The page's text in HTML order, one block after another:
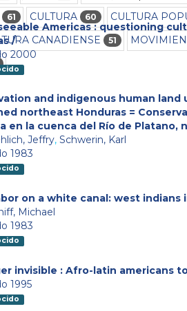
61 CULTURA 60 CULTURA
CANADIENSE 51
Americas : questioning
/
2000
and indigenous human land
northeast Honduras =
en la cuenca del Río de Platano,
Jeffry, Schwerin, Karl
1983
on a white canal: west indians
Michael
1983
invisible : Afro-latin americans
1995